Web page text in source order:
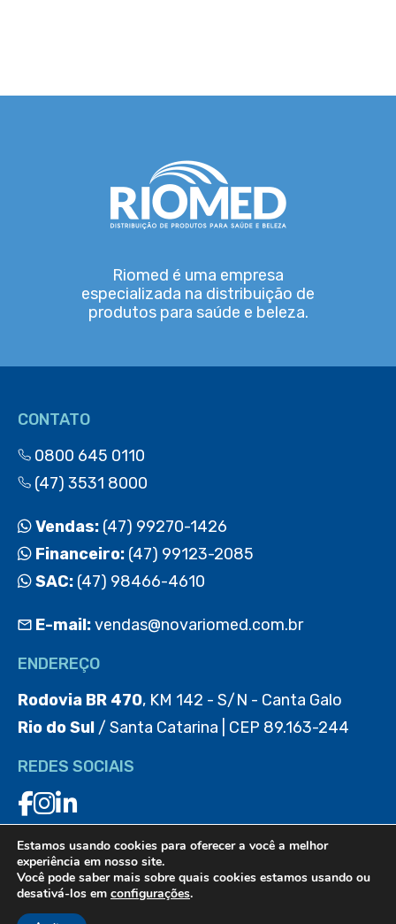
Riomed é uma empresa
especializada na distribuição de
produtos para saúde e beleza.
CONTATO
0800 645 0110
(47) 3531 8000
Vendas: (47) 99270-1426
Financeiro: (47) 99123-2085
SAC: (47) 98466-4610
E-mail:vendas@novariomed.com.br
ENDEREÇO
Rodovia BR 470, KM 142 - S/N - Canta Galo
Rio do Sul / Santa Catarina | CEP 89.163-244
REDES SOCIAIS
BAIXE O APP
Estamos usando cookies para oferecer a você a melhor
experiência em nosso site.
Você pode saber mais sobre quais cookies estamos usando ou
desativá-los em configurações.